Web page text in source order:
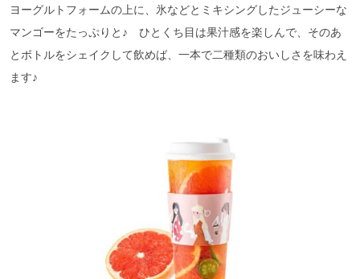
ヨーグルトフォームの上に、氷などとミキシングしたジューシーな
マンゴーをたっぷりと♪ ひとくち目は果汁感を楽しんで、そのあ
とボトルをシェイクして飲めば、一本で二種類のおいしさを味わえ
ます♪